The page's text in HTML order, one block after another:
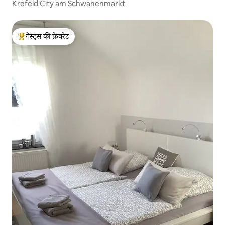
Krefeld City am Schwanenmarkt
गेस्ट्स का टॉप फ़ेवरेट
गेस्ट्स की फ़ेवरेट